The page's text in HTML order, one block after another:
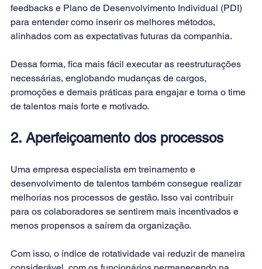
feedbacks e Plano de Desenvolvimento Individual (PDI)
para entender como inserir os melhores métodos,
alinhados com as expectativas futuras da companhia.
Dessa forma, fica mais fácil executar as reestruturações
necessárias, englobando mudanças de cargos,
promoções e demais práticas para engajar e torna o time
de talentos mais forte e motivado.
2. Aperfeiçoamento dos processos
Uma empresa especialista em treinamento e
desenvolvimento de talentos também consegue realizar
melhorias nos processos de gestão. Isso vai contribuir
para os colaboradores se sentirem mais incentivados e
menos propensos a saírem da organização.
Com isso, o índice de rotatividade vai reduzir de maneira